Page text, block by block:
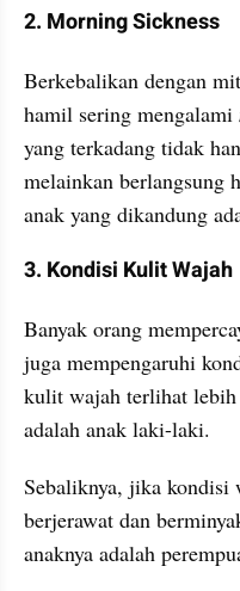
2. Morning Sickness
Berkebalikan dengan
hamil sering mengalami
yang terkadang tidak
melainkan berlangsung
anak yang dikandung
3. Kondisi Kulit Wajah
Banyak orang
juga mempengaruhi
kulit wajah terlihat lebih
adalah anak laki-laki.
Sebaliknya, jika kondisi
berjerawat dan
anaknya adalah